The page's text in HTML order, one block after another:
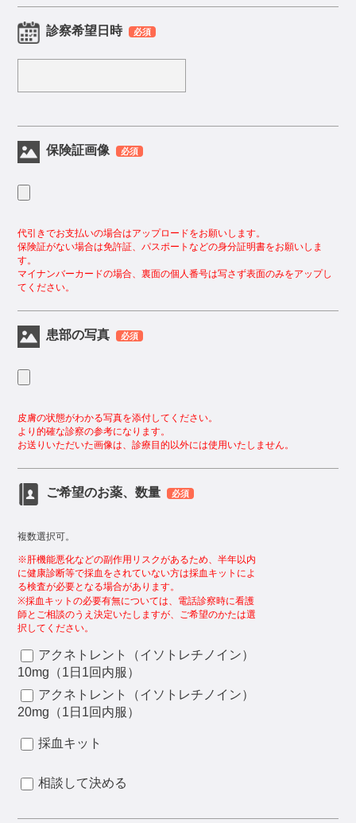
診察希望日時 必須
保険証画像 必須
代引きでお支払いの場合はアップロードをお願いします。
保険証がない場合は免許証、パスポートなどの身分証明書をお願いしま
す。
マイナンバーカードの場合、裏面の個人番号は写さず表面のみをアップし
てください。
患部の写真 必須
皮膚の状態がわかる写真を添付してください。
より的確な診察の参考になります。
お送りいただいた画像は、診療目的以外には使用いたしません。
ご希望のお薬、数量 必須
複数選択可。
※肝機能悪化などの副作用リスクがあるため、半年以内
に健康診断等で採血をされていない方は採血キットによ
る検査が必要となる場合があります。
※採血キットの必要有無については、電話診察時に看護
師とご相談のうえ決定いたしますが、ご希望のかたは選
択してください。
アクネトレント（イソトレチノイン）
10mg（1日1回内服）
アクネトレント（イソトレチノイン）
20mg（1日1回内服）
採血キット
相談して決める